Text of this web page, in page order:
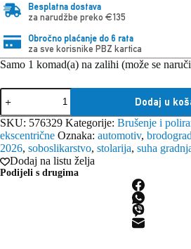
Besplatna dostava
za narudžbe preko €135
Obročno plaćanje do 6 rata
za sve korisnike PBZ kartica
Samo 1 komad(a) na zalihi (može se
Festool
brusilica
ekscentrična
ETS
EC
150/5
EQ-
Plus
Dodaj u
SKU: 576329 Kategorije: Brušenje i
ekscentrične Oznaka: automotiv,
2026, soboslikarstvo, stolarija, suha
Dodaj na listu želja
Podijeli s drugima